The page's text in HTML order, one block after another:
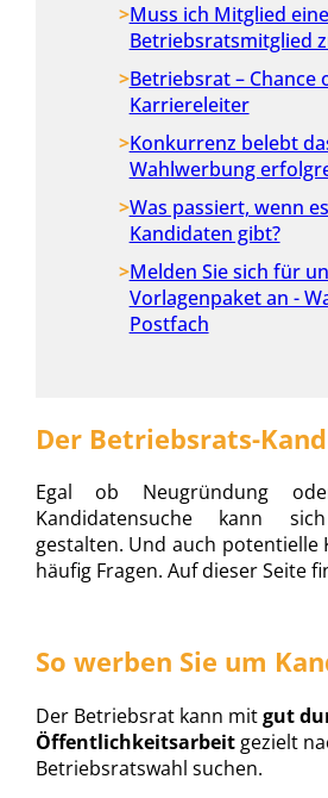
Muss ich Mitglied
Betriebsratsmitglied
Betriebsrat – Chance
Karriereleiter
Konkurrenz belebt
Wahlwerbung
Was passiert, wenn
Kandidaten gibt?
Melden Sie sich für
Vorlagenpaket an -
Postfach
Der Betriebsrats-
Egal ob Neugründung
Kandidatensuche kann
gestalten. Und auch potentielle
häufig Fragen. Auf dieser Seite
So werben Sie um
Der Betriebsrat kann mitgut
Öffentlichkeitsarbeit gezielt
Betriebsratswahl suchen.